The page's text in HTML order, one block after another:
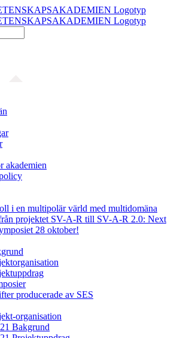
akademien
i en multipolär värld med multidomäna
projektet SV-A-R till SV-A-R 2.0: Next
28 oktober!
producerade av SES
organisation
Bakgrund